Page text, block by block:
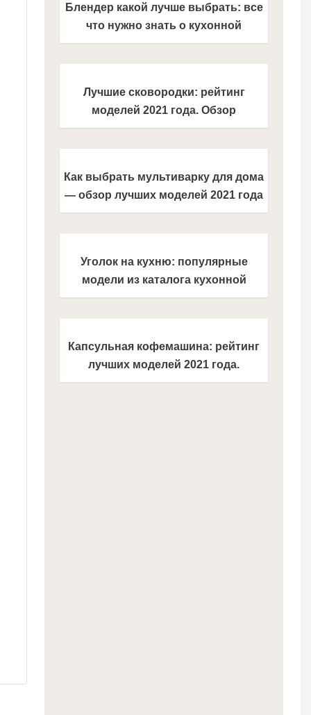
Блендер какой лучше выбрать: все
что нужно знать о кухонной
технике. Обзор новых моделей
Лучшие сковородки: рейтинг
моделей 2021 года. Обзор
надежных и безопасных моделей
Как выбрать мультиварку для дома
— обзор лучших моделей 2021 года
Уголок на кухню: популярные
модели из каталога кухонной
мебели 2021 года. Фото-обзор
Капсульная кофемашина: рейтинг
лучших моделей 2021 года.
Инструкция, как выбрать хорошую